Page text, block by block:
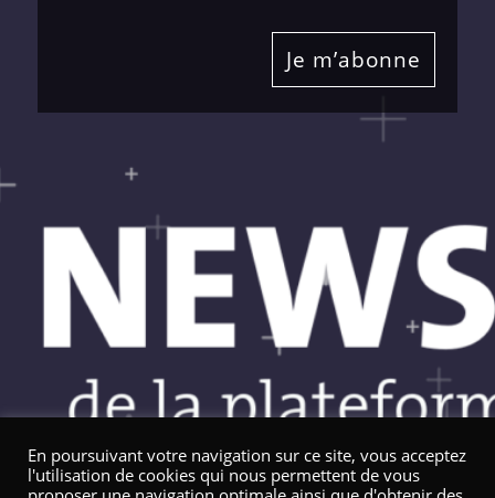
Je m’abonne
En poursuivant votre navigation sur ce site, vous acceptez
l'utilisation de cookies qui nous permettent de vous